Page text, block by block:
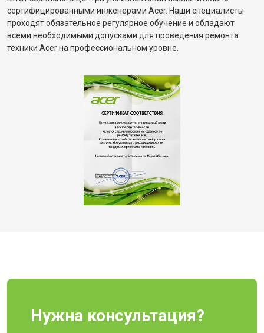
сертифицированными инженерами Acer. Наши специалисты
проходят обязательное регулярное обучение и обладают
всеми необходимыми допусками для проведения ремонта
техники Acer на профессиональном уровне.
Нужна консультация?